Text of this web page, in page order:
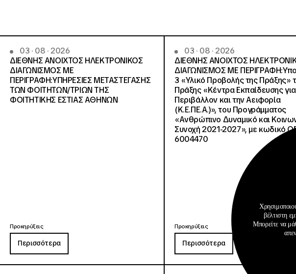
03 · 08 · 2026
ΔΙΕΘΝΗΣ ΑΝΟΙΧΤΟΣ ΗΛΕΚΤΡΟΝΙΚΟΣ
ΔΙΑΓΩΝΙΣΜΟΣ ΜΕ
ΠΕΡΙΓΡΑΦΗ:ΥΠΗΡΕΣΙΕΣ METAΣΤΕΓΑΣΗΣ
ΤΩΝ ΦΟΙΤΗΤΩΝ/ΤΡΙΩΝ ΤΗΣ
ΦΟΙΤΗΤΙΚΗΣ ΕΣΤΙΑΣ ΑΘΗΝΩΝ
Προκηρύξεις
Περισσότερα
03 · 08 · 2026
ΔΙΕΘΝΗΣ ΑΝΟΙΧΤΟΣ
ΔΙΑΓΩΝΙΣΜΟΣ ΜΕ
3 «Υλικό Προβολής της Πράξης»
Πράξης «Κέντρα Εκπαίδευσης
Περιβάλλον και την Αειφορία
(Κ.Ε.ΠΕ.Α.)», του Προγράμματος
«Ανθρώπινο Δυναμικό και
Συνοχή 2021-2027», με κωδικό
6004470
Προκηρύξεις
Περισσότερα
βέλτιστη
Μπορείτε να